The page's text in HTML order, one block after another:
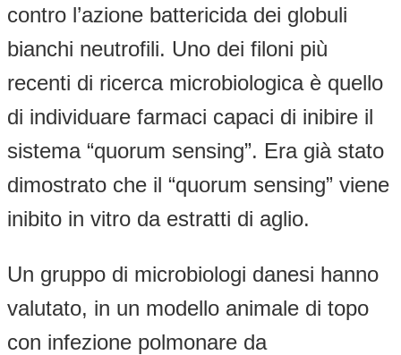
contro l’azione battericida dei globuli
bianchi neutrofili. Uno dei filoni più
recenti di ricerca microbiologica è quello
di individuare farmaci capaci di inibire il
sistema “quorum sensing”. Era già stato
dimostrato che il “quorum sensing” viene
inibito in vitro da estratti di aglio.
Un gruppo di microbiologi danesi hanno
valutato, in un modello animale di topo
con infezione polmonare da